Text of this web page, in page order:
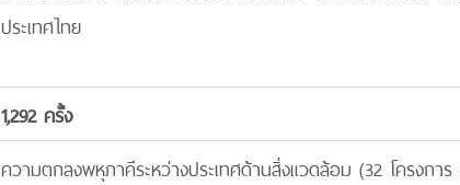
ประเทศไทย
1,292 ครั้ง
ความตกลงพหุภาคีระหว่างประเทศด้านสิ่งแวดล้อม (32 โครงกา